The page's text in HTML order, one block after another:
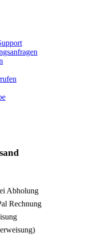
Abholung
Rechnung